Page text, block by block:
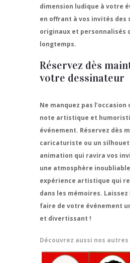
dimension ludique à votre
en offrant à vos invités des
originaux et personnalisés
longtemps.
Réservez dès
votre dessinateur
Ne manquez pas l’occasion
note artistique et
événement. Réservez dès
caricaturiste ou un
animation qui ravira vos
une atmosphère
expérience artistique qui
dans les mémoires. Laissez
faire de votre événement
et divertissant !
Découvrez aussi nos